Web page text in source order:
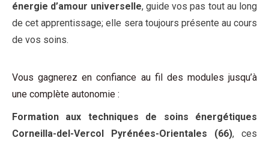
énergie d’amour universelle, guide vos pas tout au long
de cet apprentissage; elle sera toujours présente au cours
de vos soins.
Vous gagnerez en confiance au fil des modules jusqu’à
une complète autonomie :
Formation aux techniques de soins énergétiques
Corneilla-del-Vercol Pyrénées-Orientales (66), ces